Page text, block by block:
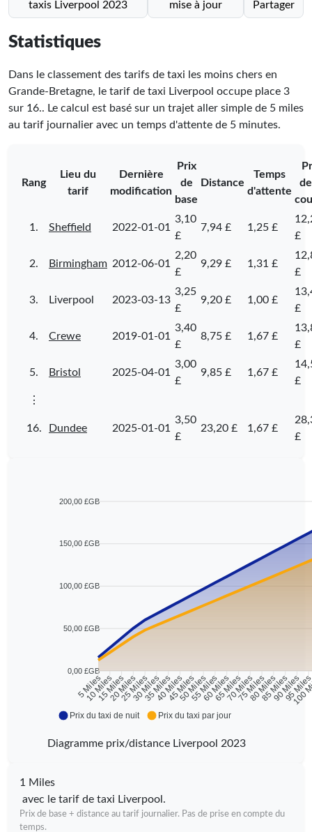
taxis Liverpool 2023 mise à jour Partager
Statistiques
Dans le classement des tarifs de taxi les moins chers en
Grande-Bretagne, le tarif de taxi Liverpool occupe place 3
sur 16.. Le calcul est basé sur un trajet aller simple de 5 miles
au tarif journalier avec un temps d'attente de 5 minutes.
Rang
Lieu du
tarif
Dernière
modification
Prix
de
base
Distance
Temps
d'attente
1. Sheffield 2022-01-01
3,10
£
7,94 £ 1,25 £
£
2. Birmingham 2012-06-01
2,20
£
9,29 £ 1,31 £
£
3. Liverpool 2023-03-13
3,25
£
9,20 £ 1,00 £
£
4. Crewe 2019-01-01
3,40
£
8,75 £ 1,67 £
£
5. Bristol 2025-04-01
3,00
£
9,85 £ 1,67 £
£
⋮
16. Dundee 2025-01-01
3,50
£
23,20 £ 1,67 £
£
200,00 £GB
150,00 £GB
100,00 £GB
50,00 £GB
0,00 £GB
5 Miles
10 Miles
15 Miles
20 Miles
25 Miles
30 Miles
35 Miles
40 Miles
45 Miles
50 Miles
55 Miles
60 Miles
65 Miles
70 Miles
75 Miles
80 Miles
85 Miles
90 Miles
95100
Prix du taxi de nuit Prix du taxi par jour
Diagramme prix/distance Liverpool 2023
1 Miles
avec le tarif de taxi Liverpool.
Prix de base + distance au tarif journalier. Pas de prise en compte du
temps.